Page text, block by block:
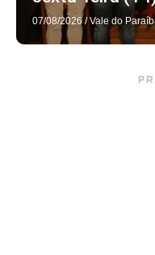
07/08/2026 / Vale do